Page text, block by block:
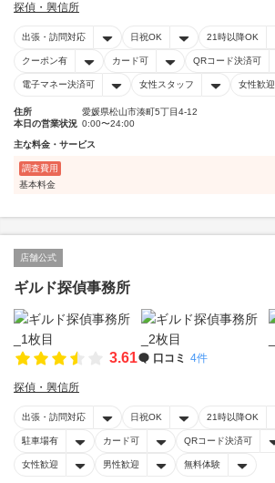
探偵・興信所
出張・訪問対応 日祝OK 21時以降OK
クーポン有 カード可 QRコード決済可
電子マネー決済可 女性スタッフ 女性歓迎
住所
愛媛県松山市湊町5丁目4-12
本日の営業状況 0:00〜24:00
主な料金・サービス
調査費用
基本料金
店舗公式
ギルド探偵事務所
3.61 口コミ 4件
探偵・興信所
出張・訪問対応 日祝OK 21時以降OK
駐車場有 カード可 QRコード決済可
女性歓迎 男性歓迎 無料体験